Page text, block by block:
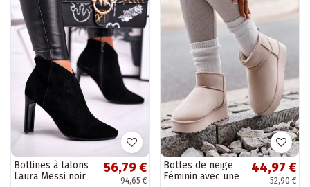
Bottines à talons
Laura Messi noir
56,79 €
94,65 €
Bottes de neige
Féminin avec une
44,97 €
52,90 €